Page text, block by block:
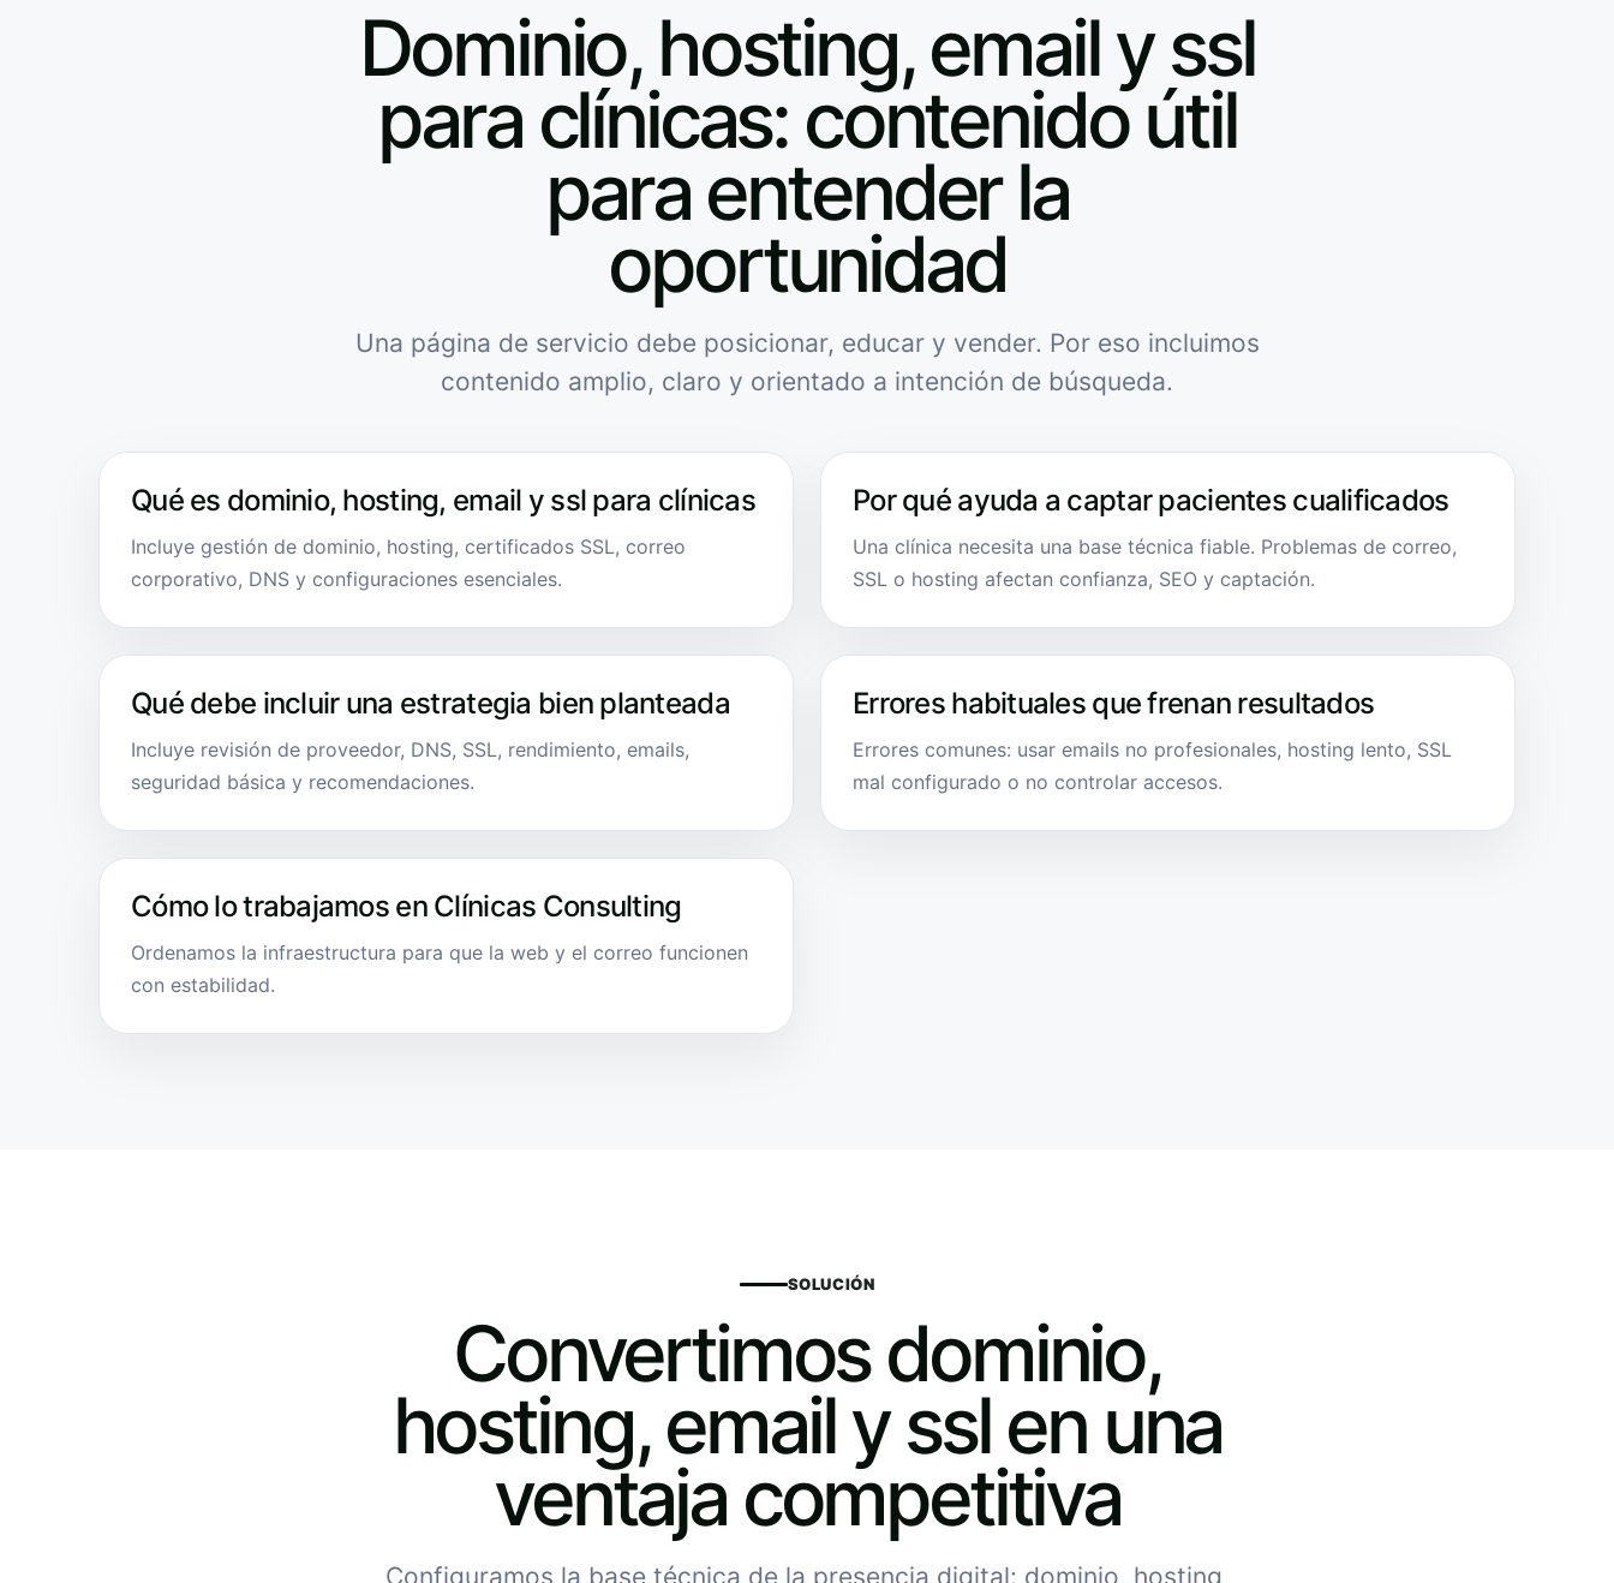
Dominio, hosting, email y ssl
para clínicas: contenido útil
para entender la
oportunidad
Una página de servicio debe posicionar, educar y vender. Por eso incluimos
contenido amplio, claro y orientado a intención de búsqueda.
Qué es dominio, hosting, email y ssl para clínicas
Incluye gestión de dominio, hosting, certificados SSL, correo
corporativo, DNS y configuraciones esenciales.
Por qué ayuda a captar pacientes cualificados
Una clínica necesita una base técnica fiable. Problemas de correo,
SSL o hosting afectan confianza, SEO y captación.
Qué debe incluir una estrategia bien planteada
Incluye revisión de proveedor, DNS, SSL, rendimiento, emails,
seguridad básica y recomendaciones.
Errores habituales que frenan resultados
Errores comunes: usar emails no profesionales, hosting lento, SSL
mal configurado o no controlar accesos.
Cómo lo trabajamos en Clínicas Consulting
Ordenamos la infraestructura para que la web y el correo funcionen
con estabilidad.
SOLUCIÓN
Convertimos dominio,
hosting, email y ssl en una
ventaja competitiva
Configuramos la base técnica de la presencia digital: dominio, hosting,